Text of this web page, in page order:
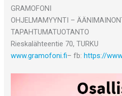
GRAMOFONI
OHJELMAMYYNTI –
TAPAHTUMATUOTANTO
Rieskalähteentie 70, TURKU
www.gramofoni.fi– fb:https://